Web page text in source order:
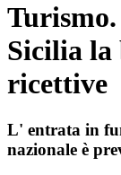
Sicilia la
ricettive
L' entrata in
nazionale è